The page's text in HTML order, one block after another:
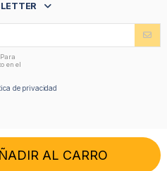
AL CARRO
en el
de privacidad